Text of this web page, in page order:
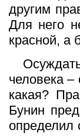
другим
Для него
красной, а
человека
какая?
Бунин
определил